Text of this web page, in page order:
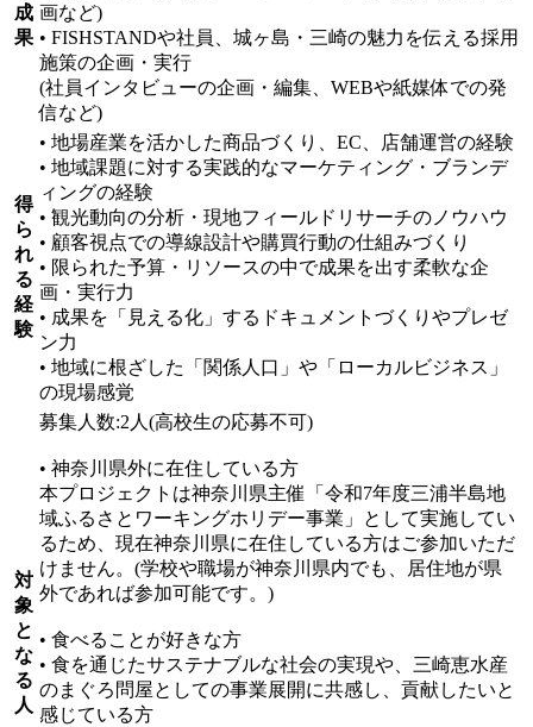
成
果
画など)
• FISHSTANDや社員、城ヶ島・三崎の魅力を伝える採用
施策の企画・実行
(社員インタビューの企画・編集、WEBや紙媒体での発
信など)
得
ら
れ
る
経
験
• 地場産業を活かした商品づくり、EC、店舗運営の経験
• 地域課題に対する実践的なマーケティング・ブランデ
ィングの経験
• 観光動向の分析・現地フィールドリサーチのノウハウ
• 顧客視点での導線設計や購買行動の仕組みづくり
• 限られた予算・リソースの中で成果を出す柔軟な企
画・実行力
• 成果を「見える化」するドキュメントづくりやプレゼ
ン力
• 地域に根ざした「関係人口」や「ローカルビジネス」
の現場感覚
対
象
と
な
る
人
募集人数:2人(高校生の応募不可)
• 神奈川県外に在住している方
本プロジェクトは神奈川県主催「令和7年度三浦半島地
域ふるさとワーキングホリデー事業」として実施してい
るため、現在神奈川県に在住している方はご参加いただ
けません。(学校や職場が神奈川県内でも、居住地が県
外であれば参加可能です。)
• 食べることが好きな方
• 食を通じたサステナブルな社会の実現や、三崎恵水産
のまぐろ問屋としての事業展開に共感し、貢献したいと
感じている方